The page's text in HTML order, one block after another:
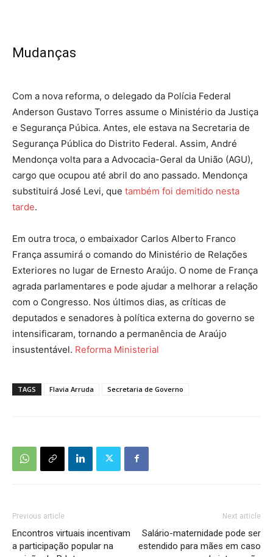
Mudanças
Com a nova reforma, o delegado da Polícia Federal
Anderson Gustavo Torres assume o Ministério da Justiça
e Segurança Púbica. Antes, ele estava na Secretaria de
Segurança Pública do Distrito Federal. Assim, André
Mendonça volta para a Advocacia-Geral da União (AGU),
cargo que ocupou até abril do ano passado. Mendonça
substituirá José Levi, que também foi demitido nesta
tarde.
Em outra troca, o embaixador Carlos Alberto Franco
França assumirá o comando do Ministério de Relações
Exteriores no lugar de Ernesto Araújo. O nome de França
agrada parlamentares e pode ajudar a melhorar a relação
com o Congresso. Nos últimos dias, as críticas de
deputados e senadores à política externa do governo se
intensificaram, tornando a permanência de Araújo
insustentável. Reforma Ministerial
TAGS Flavia Arruda Secretaria de Governo
Previous article
Encontros virtuais incentivam
a participação popular na
Next article
Salário-maternidade pode ser
estendido para mães em caso